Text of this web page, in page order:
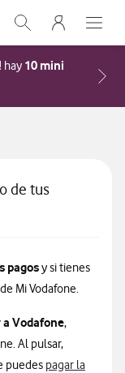
Abrir buscador.
Menu
Abre
hay 10 mini
Acceder a la FAQ
de tus
pagosy si tienes
Mi Vodafone.
Vodafone,
Al pulsar,
puedes pagar la